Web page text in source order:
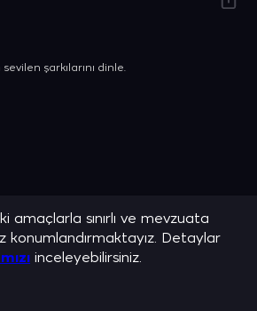
şarkılarını dinle.
amaçlarla sınırlı ve mevzuata
konumlandırmaktayız. Detaylar
inceleyebilirsiniz.